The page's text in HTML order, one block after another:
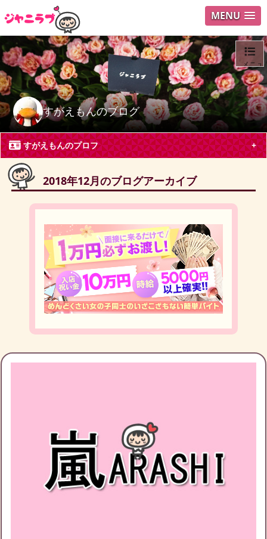
MENU
すがえもんのブログ
メニュ
ログイ
Search
すがえもんのプロフ
すがえもん
嵐, 関ジャニ∞, Hey! Say! JUMP, King & Prince
二宮和也
櫻井翔
一児の母、ジャニーズ見て頑張っています。
ブログ投稿 8 1156
フォロー 2 フォロワー 3
2018年12月のブログアーカイブ